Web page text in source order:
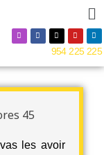
954 225 225
les avoir